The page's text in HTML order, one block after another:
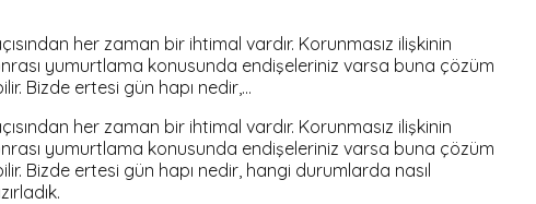
her zaman bir ihtimal vardır. Korunmasız ilişkinin
yumurtlama konusunda endişeleriniz varsa buna çözüm
Bizde ertesi gün hapı nedir,…
her zaman bir ihtimal vardır. Korunmasız ilişkinin
yumurtlama konusunda endişeleriniz varsa buna çözüm
Bizde ertesi gün hapı nedir, hangi durumlarda nasıl